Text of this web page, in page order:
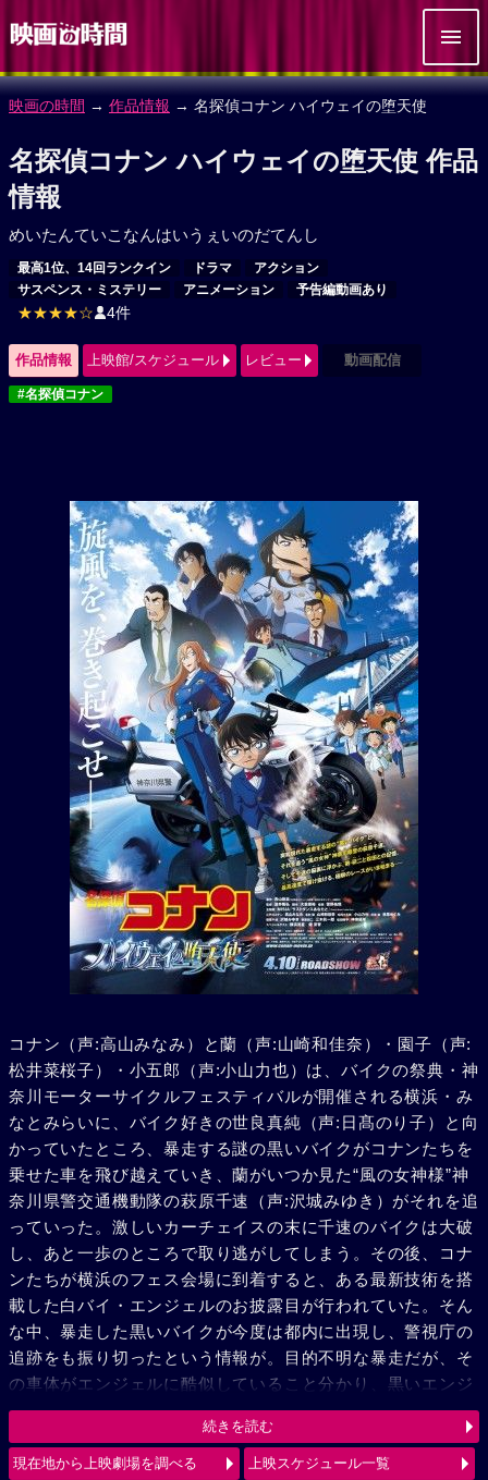
映画の時間 → 作品情報 → 名探偵コナン ハイウェイの堕天使
名探偵コナン ハイウェイの堕天使 作品
情報
めいたんていこなんはいうぇいのだてんし
最高1位、14回ランクイン ドラマ
アクション
サスペンス・ミステリー
アニメーション 予告編動画あり
★★★★☆ 4件
作品情報 上映館/スケジュール レビュー 動画配信
#名探偵コナン
コナン（声:高山みなみ）と蘭（声:山崎和佳奈）・園子（声:
松井菜桜子）・小五郎（声:小山力也）は、バイクの祭典・神
奈川モーターサイクルフェスティバルが開催される横浜・み
なとみらいに、バイク好きの世良真純（声:日髙のり子）と向
かっていたところ、暴走する謎の黒いバイクがコナンたちを
乗せた車を飛び越えていき、蘭がいつか見た“風の女神様”神
奈川県警交通機動隊の萩原千速（声:沢城みゆき）がそれを追
っていった。激しいカーチェイスの末に千速のバイクは大破
し、あと一歩のところで取り逃がしてしまう。その後、コナ
ンたちが横浜のフェス会場に到着すると、ある最新技術を搭
載した白バイ・エンジェルのお披露目が行われていた。そん
な中、暴走した黒いバイクが今度は都内に出現し、警視庁の
追跡をも振り切ったという情報が。目的不明な暴走だが、そ
の車体がエンジェルに酷似していること分かり、黒いエンジ
ェル“ルシファー”と呼び、追跡を続ける。弟の萩原研二（声:
三木眞一郎）とその同期・松田陣平（声:神奈延年）との記憶
が脳裏によぎる千速。風の女神（エンジェル）VS 黒き堕天
続きを読む
現在地から上映劇場を調べる 上映スケジュール一覧